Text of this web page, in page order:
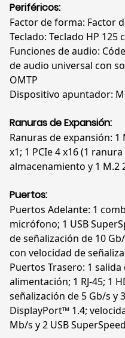
Periféricos:
Factor de forma: Factor
Teclado: Teclado HP 125
Funciones de audio:
de audio universal con
OMTP
Dispositivo apuntador:
Ranuras de Expansión:
Ranuras de expansión: 1
x1; 1 PCIe 4 x16 (1
almacenamiento y 1 M.2
Puertos:
Puertos Adelante: 1
micrófono; 1 USB
de señalización de 10
con velocidad de
Puertos Trasero: 1
alimentación; 1 RJ-45; 1
señalización de 5 Gb/s y
DisplayPort™ 1.4;
Mb/s y 2 USB